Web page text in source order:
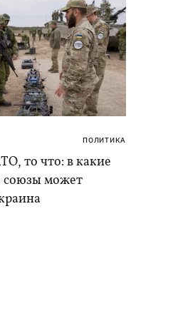
ПОЛИТИКА
то что: в какие
может